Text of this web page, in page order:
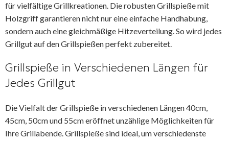
für vielfältige Grillkreationen. Die robusten Grillspieße mit
Holzgriff garantieren nicht nur eine einfache Handhabung,
sondern auch eine gleichmäßige Hitzeverteilung. So wird jedes
Grillgut auf den Grillspießen perfekt zubereitet.
Grillspieße in Verschiedenen Längen für
Jedes Grillgut
Die Vielfalt der Grillspieße in verschiedenen Längen 40cm,
45cm, 50cm und 55cm eröffnet unzählige Möglichkeiten für
Ihre Grillabende. Grillspieße sind ideal, um verschiedenste